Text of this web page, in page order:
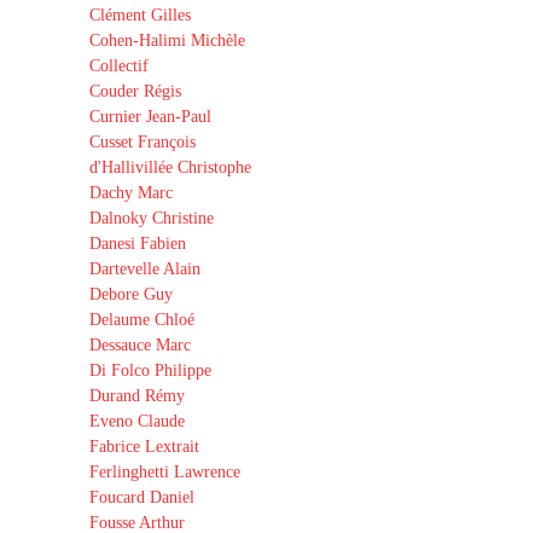
Clément Gilles
Cohen-Halimi Michèle
Collectif
Couder Régis
Curnier Jean-Paul
Cusset François
d'Hallivillée Christophe
Dachy Marc
Dalnoky Christine
Danesi Fabien
Dartevelle Alain
Debore Guy
Delaume Chloé
Dessauce Marc
Di Folco Philippe
Durand Rémy
Eveno Claude
Fabrice Lextrait
Ferlinghetti Lawrence
Foucard Daniel
Fousse Arthur